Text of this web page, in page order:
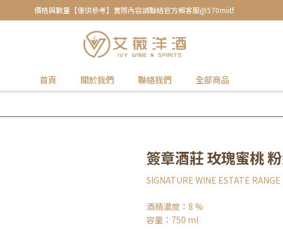
價格與數量【僅供參考】實際內容請聯絡官方賴客服@570miitf
首頁 關於我們 聯絡我們 全部商品
簽章酒莊 玫瑰蜜桃
SIGNATURE WINE ESTATE RANGE
酒精濃度：8 %
容量：750 ml